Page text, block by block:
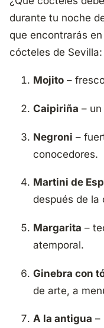
durante tu noche
que encontrarás
cócteles de Sevilla:
Mojito –
Caipiriña –
Negroni –
conocedores.
Martini de
después de la
Margarita –
atemporal.
Ginebra con
de arte, a
A la antigua –